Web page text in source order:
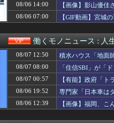
「高市早苗はどんだけ自己顕示
【佐賀】「神社に外国人が住み
アメリカには「膨大な量の兵器
旅行先で拾った見知らぬ財布を
【悲報】ディズニーのおいなり
【画像】小倉優香さん、水着グ
STG『カラドリウス2』PS5/
【悲報】ウミガメの赤ちゃんを
釣りに行く息子がご飯全部おに
【機動戦士ガンダム】アムロ「
【閲覧注意動画】平和式典 広島
両津の2代目声優が木村昴(葛飾
親の遺産でニート最高れす(^q^)
08/06 14:00
【画像】影山優
08/06 07:00
【GIF動画】宮城
働くモノニュース : 人
08/07 12:50
積水ハウス「地面
08/07 08:00
「住信SBI」が「
08/07 00:57
【有能】政府「
08/06 19:52
専門家「日本車は
08/06 12:39
【画像】福岡、